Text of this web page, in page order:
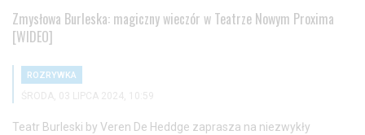
Zmysłowa Burleska: magiczny wieczór w Teatrze Nowym Proxima
[WIDEO]
ROZRYWKA
ŚRODA, 03 LIPCA 2024, 10:59
Teatr Burleski by Veren De Heddge zaprasza na niezwykły